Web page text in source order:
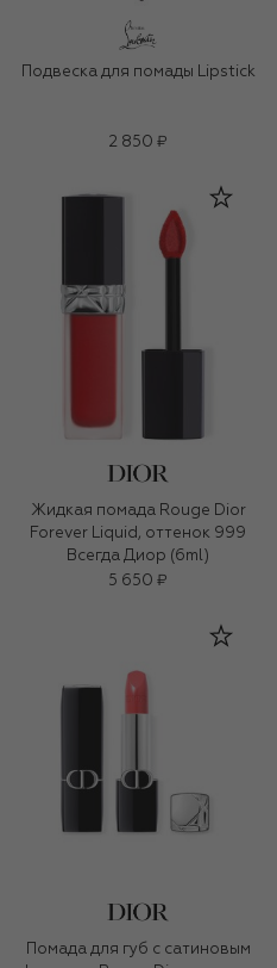
Подвеска для помады Lipstick
2 850 ₽
Жидкая помада Rouge Dior
Forever Liquid, оттенок 999
Всегда Диор (6ml)
5 650 ₽
Помада для губ с сатиновым